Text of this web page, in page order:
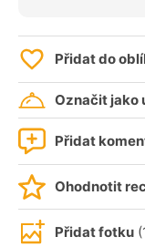
Přidat do
Označit jako
Přidat
Ohodnotit
Přidat fotku